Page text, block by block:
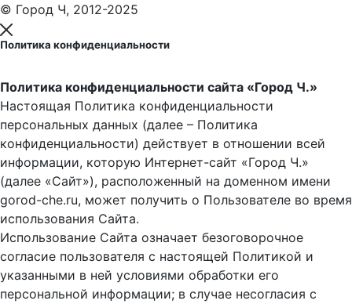
© Город Ч, 2012-2025
Политика конфиденциальности
Политика конфиденциальности сайта «Город Ч.»
Настоящая Политика конфиденциальности
персональных данных (далее – Политика
конфиденциальности) действует в отношении всей
информации, которую Интернет-сайт «Город Ч.»
(далее «Сайт»), расположенный на доменном имени
gorod-che.ru, может получить о Пользователе во время
использования Cайта.
Использование Сайта означает безоговорочное
согласие пользователя с настоящей Политикой и
указанными в ней условиями обработки его
персональной информации; в случае несогласия с